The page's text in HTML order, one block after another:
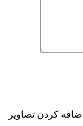
کردن تصاویر